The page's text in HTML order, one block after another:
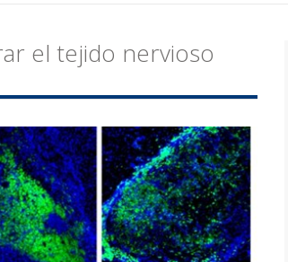
el tejido nervioso